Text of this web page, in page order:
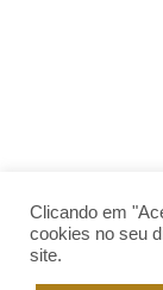
Clicando em
cookies no seu
site.